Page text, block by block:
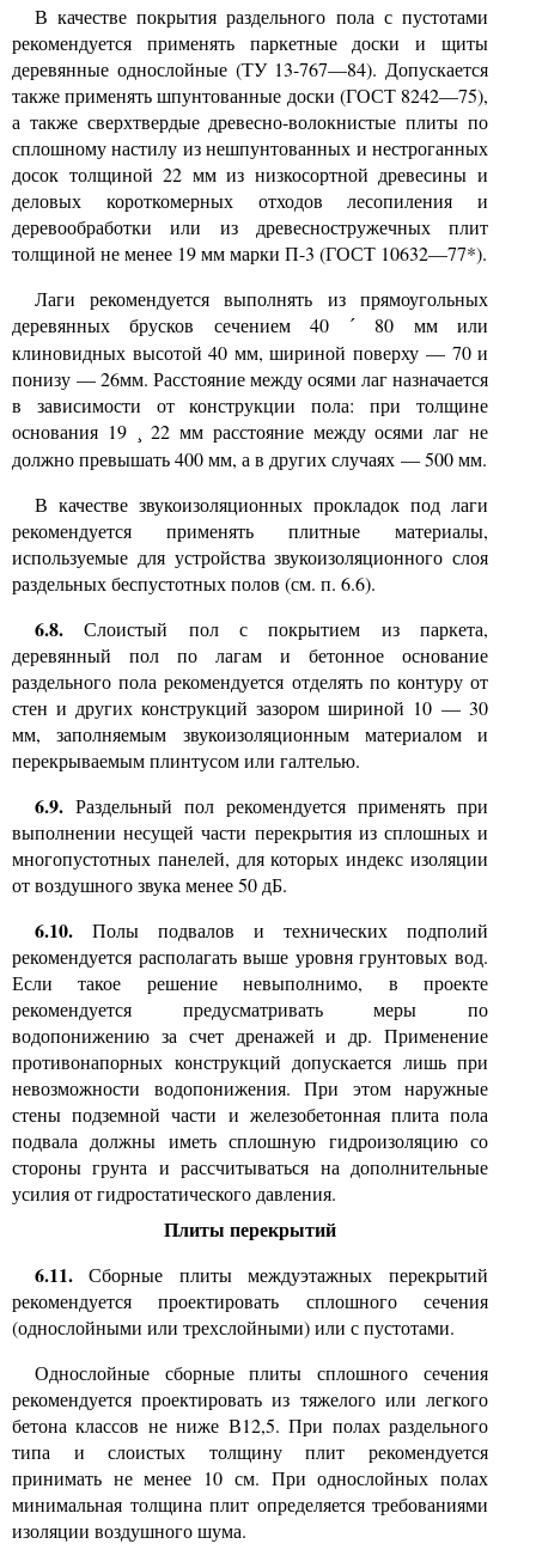
В качестве покрытия раздельного пола с пустотами
рекомендуется применять паркетные доски и щиты
деревянные однослойные (ТУ 13-767—84). Допускается
также применять шпунтованные доски (ГОСТ 8242—75),
а также сверхтвердые древесно-волокнистые плиты по
сплошному настилу из нешпунтованных и нестроганных
досок толщиной 22 мм из низкосортной древесины и
деловых короткомерных отходов лесопиления и
деревообработки или из древесностружечных плит
толщиной не менее 19 мм марки П-3 (ГОСТ 10632—77*).
Лаги рекомендуется выполнять из прямоугольных
деревянных брусков сечением 40
´80 мм или
клиновидных высотой 40 мм, шириной поверху — 70 и
понизу — 26мм. Расстояние между осями лаг назначается
в зависимости от конструкции пола: при толщине
основания 19
22 мм расстояние между осями лаг не
должно превышать 400 мм, а в других случаях — 500 мм.
В качестве звукоизоляционных прокладок под лаги
рекомендуется применять плитные материалы,
используемые для устройства звукоизоляционного слоя
раздельных беспустотных полов (см. п. 6.6).
6.8.Слоистый пол с покрытием из паркета,
деревянный пол по лагам и бетонное основание
раздельного пола рекомендуется отделять по контуру от
стен и других конструкций зазором шириной 10 — 30
мм, заполняемым звукоизоляционным материалом и
перекрываемым плинтусом или галтелью.
6.9.Раздельный пол рекомендуется применять при
выполнении несущей части перекрытия из сплошных и
многопустотных панелей, для которых индекс изоляции
от воздушного звука менее 50 дБ.
6.10.Полы подвалов и технических подполий
рекомендуется располагать выше уровня грунтовых вод.
Если такое решение невыполнимо, в проекте
рекомендуется предусматривать меры по
водопонижению за счет дренажей и др. Применение
противонапорных конструкций допускается лишь при
невозможности водопонижения. При этом наружные
стены подземной части и железобетонная плита пола
подвала должны иметь сплошную гидроизоляцию со
стороны грунта и рассчитываться на дополнительные
усилия от гидростатического давления.
Плиты перекрытий
6.11.Сборные плиты междуэтажных перекрытий
рекомендуется проектировать сплошного сечения
(однослойными или трехслойными) или с пустотами.
Однослойные сборные плиты сплошного сечения
рекомендуется проектировать из тяжелого или легкого
бетона классов не ниже В12,5. При полах раздельного
типа и слоистых толщину плит рекомендуется
принимать не менее 10 см. При однослойных полах
минимальная толщина плит определяется требованиями
изоляции воздушного шума.